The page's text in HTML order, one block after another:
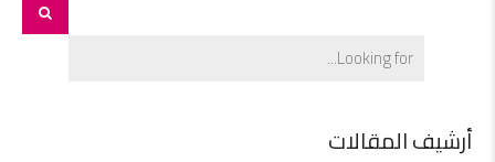
أرشيف المقالات